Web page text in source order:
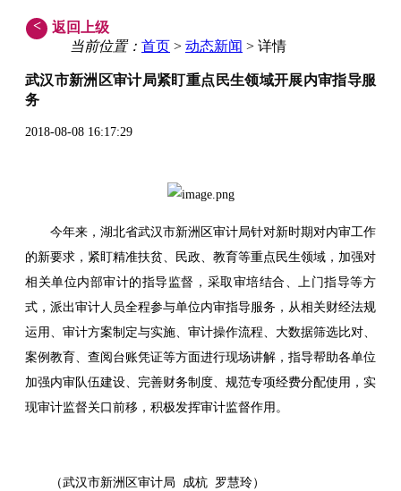
<
返回上级
当前位置： 首页 > 动态新闻 > 详情
武汉市新洲区审计局紧盯重点民生领域开展内审指导服
务
2018-08-08 16:17:29
今年来，湖北省武汉市新洲区审计局针对新时期对内审工作
的新要求，紧盯精准扶贫、民政、教育等重点民生领域，加强对
相关单位内部审计的指导监督，采取审培结合、上门指导等方
式，派出审计人员全程参与单位内审指导服务，从相关财经法规
运用、审计方案制定与实施、审计操作流程、大数据筛选比对、
案例教育、查阅台账凭证等方面进行现场讲解，指导帮助各单位
加强内审队伍建设、完善财务制度、规范专项经费分配使用，实
现审计监督关口前移，积极发挥审计监督作用。
（武汉市新洲区审计局 成杭 罗慧玲）